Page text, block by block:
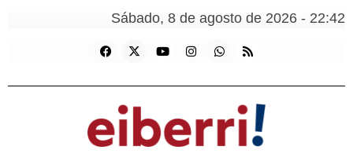
Sábado, 8 de agosto de 2026 - 22:42